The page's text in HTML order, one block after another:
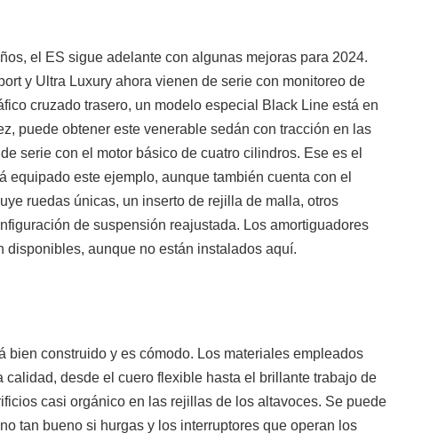
el ES sigue adelante con algunas mejoras para 2024.
y Ultra Luxury ahora vienen de serie con monitoreo de
cruzado trasero, un modelo especial Black Line está en
puede obtener este venerable sedán con tracción en las
serie con el motor básico de cuatro cilindros. Ese es el
equipado este ejemplo, aunque también cuenta con el
ruedas únicas, un inserto de rejilla de malla, otros
de suspensión reajustada. Los amortiguadores
disponibles, aunque no están instalados aquí.
bien construido y es cómodo. Los materiales empleados
calidad, desde el cuero flexible hasta el brillante trabajo de
casi orgánico en las rejillas de los altavoces. Se puede
tan bueno si hurgas y los interruptores que operan los